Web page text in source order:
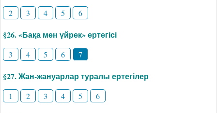
2 3 4 5 6
§26. «Бақа мен үйрек» ертегісі
3 4 5 6 7
§27. Жан-жануарлар туралы ертегілер
1 2 3 4 5 6